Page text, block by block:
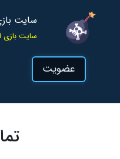
سایت
سایت بازی
عضویت